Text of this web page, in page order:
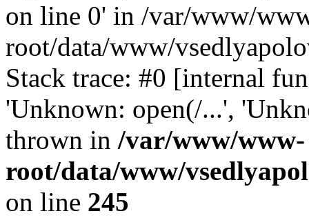
on line 0' in /var/www/
root/data/www/
Stack trace: #0 [internal
'Unknown: open(/...',
thrown in /var/www/www-
root/data/www/
on line 245